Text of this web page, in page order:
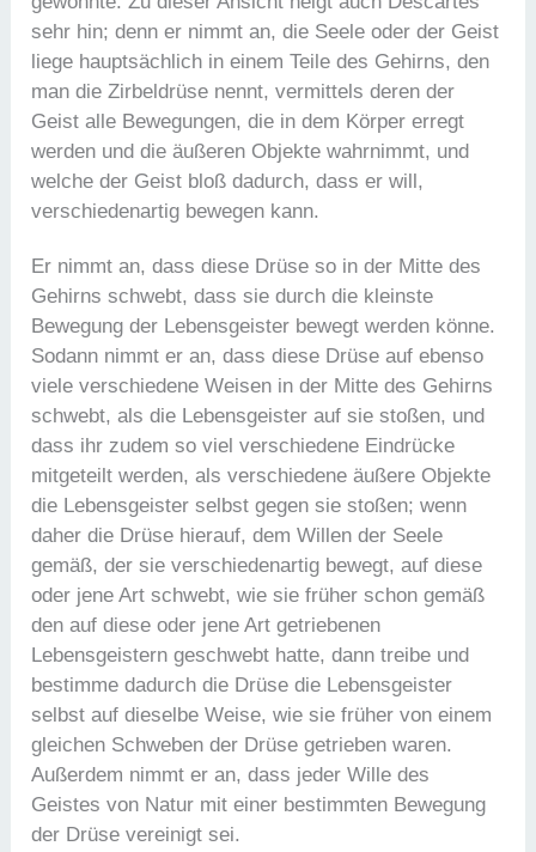
sehr hin; denn er nimmt an, die Seele oder der Geist
liege hauptsächlich in einem Teile des Gehirns, den
man die Zirbeldrüse nennt, vermittels deren der
Geist alle Bewegungen, die in dem Körper erregt
werden und die äußeren Objekte wahrnimmt, und
welche der Geist bloß dadurch, dass er will,
verschiedenartig bewegen kann.
Er nimmt an, dass diese Drüse so in der Mitte des
Gehirns schwebt, dass sie durch die kleinste
Bewegung der Lebensgeister bewegt werden könne.
Sodann nimmt er an, dass diese Drüse auf ebenso
viele verschiedene Weisen in der Mitte des Gehirns
schwebt, als die Lebensgeister auf sie stoßen, und
dass ihr zudem so viel verschiedene Eindrücke
mitgeteilt werden, als verschiedene äußere Objekte
die Lebensgeister selbst gegen sie stoßen; wenn
daher die Drüse hierauf, dem Willen der Seele
gemäß, der sie verschiedenartig bewegt, auf diese
oder jene Art schwebt, wie sie früher schon gemäß
den auf diese oder jene Art getriebenen
Lebensgeistern geschwebt hatte, dann treibe und
bestimme dadurch die Drüse die Lebensgeister
selbst auf dieselbe Weise, wie sie früher von einem
gleichen Schweben der Drüse getrieben waren.
Außerdem nimmt er an, dass jeder Wille des
Geistes von Natur mit einer bestimmten Bewegung
der Drüse vereinigt sei.